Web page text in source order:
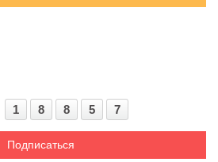
1 8 8 5 7
Подписаться